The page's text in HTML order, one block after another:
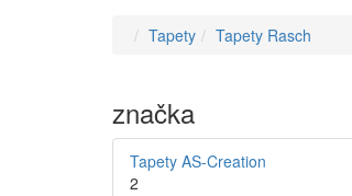
Tapety Tapety Rasch
značka
Tapety AS-Creation
2